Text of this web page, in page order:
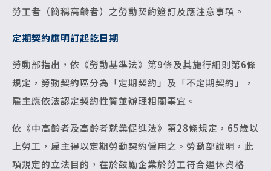
勞工者（簡稱高齡者）之勞動契約簽訂及應注意事項。
定期契約應明訂起訖日期
勞動部指出，依《勞動基準法》第9條及其施行細則第6條
規定，勞動契約區分為「定期契約」及「不定期契約」，
雇主應依法認定契約性質並辦理相關事宜。
依《中高齡者及高齡者就業促進法》第28條規定，65歲以
上勞工，雇主得以定期勞動契約僱用之。勞動部說明，此
項規定的立法目的，在於鼓勵企業於勞工符合退休資格